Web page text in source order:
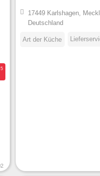
17449 Karlshagen,
Deutschland
Art der Küche